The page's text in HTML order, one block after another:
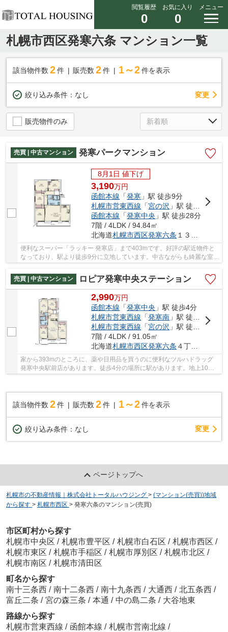
閲覧履歴
0
お気に入り
0
メニュー
札幌市西区発寒六条 マンション一覧
該当物件数 2件 販売数 2 件 1～2 件を表示
絞り込み条件： なし 変更
販売物件のみ
売買 | 中古マンション 発寒パークマンション
8月1日 値下げ
3,190万円
函館本線 「発寒 」駅 徒歩9分
札幌市営東西線 「宮の沢 」駅 徒歩14分
函館本線 「発寒中央 」駅 徒歩28分
7階 / 4LDK / 94.84㎡
北海道札幌市西区発寒六条 １３丁目3-40
便利なスーパー「ラッキー 発寒店」まで403mです。好評の駅近物件と
なっており、駅より徒歩9分に立地しています。中古ながらも綺麗な室内
売買 | 中古マンション
ロピア発寒中央ステーション
2,990万円
函館本線 「発寒中央 」駅 徒歩4分
札幌市営東西線 「発寒南 」駅 徒歩16分
札幌市営東西線 「宮の沢 」駅 徒歩19分
7階 / 4LDK / 91.05㎡
北海道札幌市西区発寒六条 ４丁目4-7
家から393mのところに、薬や日用品を買うのに便利なツルハドラッグ
発寒中央駅前店があります。徒歩4分の場所に駅があります。地上10階
該当物件数 2件 販売数 2 件 1～2 件を表示
絞り込み条件： なし 変更
ページトップへ
札幌市の不動産情報｜株式会社トータルハウジング > (マンション(売買))地域
から探す > 札幌市西区 > 発寒六条のマンション(売買)
市区町村から探す
札幌市中央区 / 札幌市豊平区 / 札幌市白石区 / 札幌市西区 /
札幌市東区 / 札幌市手稲区 / 札幌市厚別区 / 札幌市北区 /
札幌市南区 / 札幌市清田区
町名から探す
南十三条西 / 南十二条西 / 南十九条西 / 大通西 / 北五条西 /
富丘二条 / 宮の森三条 / 本通 / 中の島二条 / 大谷地東
路線から探す
札幌市営東西線 / 函館本線 / 札幌市営南北線 /